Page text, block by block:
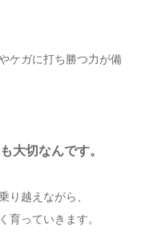
ケガに打ち勝つ力が備
大切なんです。
り越えながら、
育っていきます。